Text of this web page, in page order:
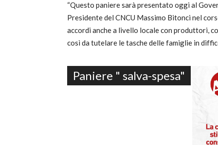
“Questo paniere sarà presentato oggi al
Presidente del CNCU Massimo Bitonci nel
accordi anche a livello locale con produttori,
così da tutelare le tasche delle famiglie in
Paniere " salva-spesa"